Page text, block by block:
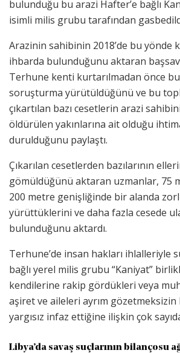
bulunduğu bu arazi Hafter’e bağlı
isimli milis grubu tarafından
Arazinin sahibinin 2018’de bu yönde
ihbarda bulunduğunu aktaran
Terhune kenti kurtarılmadan önce
soruşturma yürütüldüğünü ve bu
çıkartılan bazı cesetlerin arazi
öldürülen yakınlarına ait olduğu
durulduğunu paylaştı.
Çıkarılan cesetlerden bazılarının
gömüldüğünü aktaran uzmanlar, 75
200 metre genişliğinde bir alanda
yürüttüklerini ve daha fazla cesede
bulunduğunu aktardı.
Terhune’de insan hakları ihlalleriyle
bağlı yerel milis grubu “Kaniyat”
kendilerine rakip gördükleri veya
aşiret ve aileleri ayrım gözetmeksizin
yargısız infaz ettiğine ilişkin çok
Libya’da savaş suçlarının bilançosu